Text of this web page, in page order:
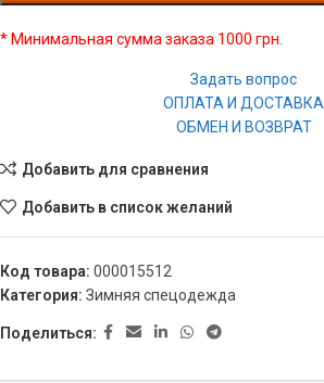
* Минимальная сумма заказа 1000 грн.
Задать вопрос
ОПЛАТА И ДОСТАВКА
ОБМЕН И ВОЗВРАТ
Добавить для сравнения
Добавить в список желаний
Код товара: 000015512
Категория: Зимняя спецодежда
Поделиться: